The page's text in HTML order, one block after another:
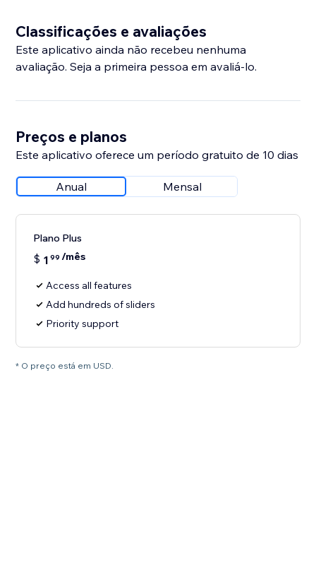
Classificações e avaliações
Este aplicativo ainda não recebeu nenhuma
avaliação. Seja a primeira pessoa em avaliá-lo.
Preços e planos
Este aplicativo oferece um período gratuito de 10 dias
Anual Mensal
Plano Plus
$ 1 99 /mês
Access all features
Add hundreds of sliders
Priority support
* O preço está em USD.